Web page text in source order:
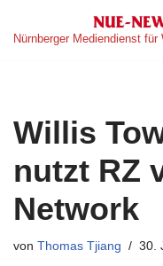
Zum
Nürnberger Mediendienst
Willis
nutzt RZ
Network
von Thomas Tjiang 30.